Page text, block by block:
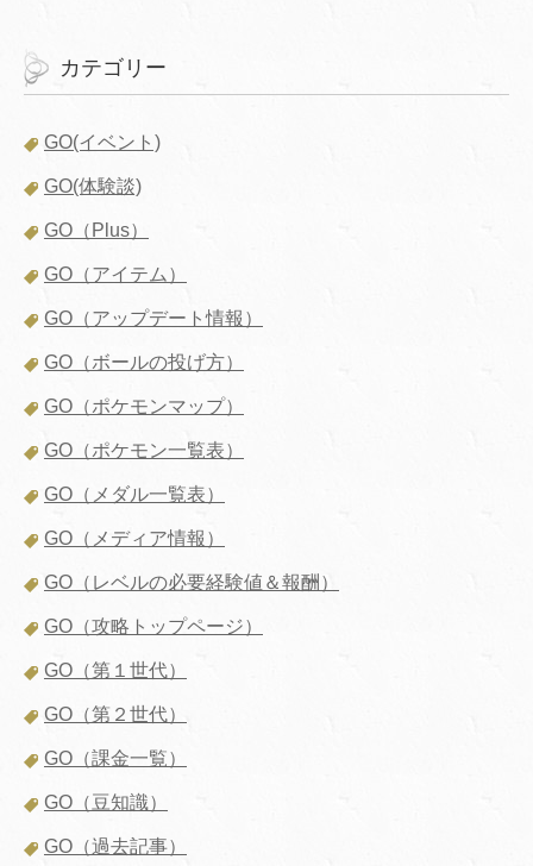
カテゴリー
GO(イベント)
GO(体験談)
GO（Plus）
GO（アイテム）
GO（アップデート情報）
GO（ボールの投げ方）
GO（ポケモンマップ）
GO（ポケモン一覧表）
GO（メダル一覧表）
GO（メディア情報）
GO（レベルの必要経験値＆報酬）
GO（攻略トップページ）
GO（第１世代）
GO（第２世代）
GO（課金一覧）
GO（豆知識）
GO（過去記事）